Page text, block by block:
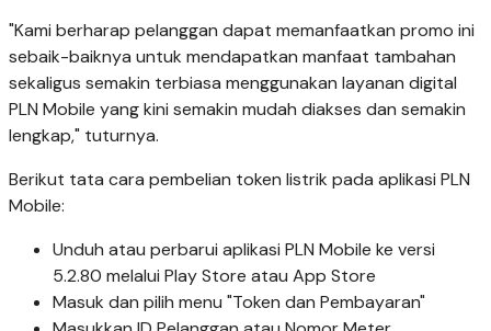
"Kami berharap pelanggan dapat memanfaatkan promo ini
sebaik-baiknya untuk mendapatkan manfaat tambahan
sekaligus semakin terbiasa menggunakan layanan digital
PLN Mobile yang kini semakin mudah diakses dan semakin
lengkap," tuturnya.
Berikut tata cara pembelian token listrik pada aplikasi PLN
Mobile:
Unduh atau perbarui aplikasi PLN Mobile ke versi
5.2.80 melalui Play Store atau App Store
Masuk dan pilih menu "Token dan Pembayaran"